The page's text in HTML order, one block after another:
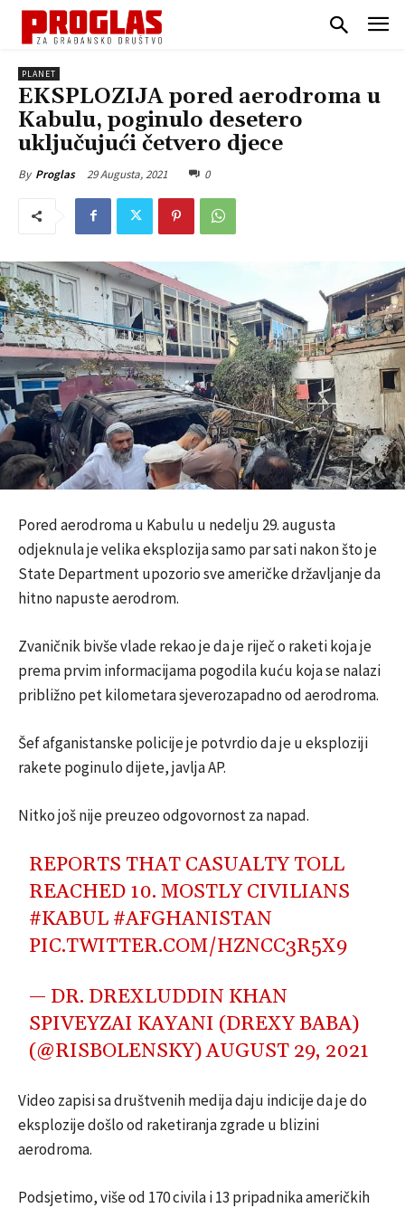
PLANET
EKSPLOZIJA pored aerodroma u
Kabulu, poginulo desetero
uključujući četvero djece
By Proglas 29 Augusta, 2021 0
Pored aerodroma u Kabulu u nedelju 29. augusta
odjeknula je velika eksplozija samo par sati nakon što je
State Department upozorio sve američke državljanje da
hitno napuste aerodrom.
Zvaničnik bivše vlade rekao je da je riječ o raketi koja je
prema prvim informacijama pogodila kuću koja se nalazi
približno pet kilometara sjeverozapadno od aerodroma.
Šef afganistanske policije je potvrdio da je u eksploziji
rakete poginulo dijete, javlja AP.
Nitko još nije preuzeo odgovornost za napad.
REPORTS THAT CASUALTY TOLL
REACHED 10. MOSTLY CIVILIANS
#KABUL #AFGHANISTAN
PIC.TWITTER.COM/HZNCC3R5X9
— DR. DREXLUDDIN KHAN
SPIVEYZAI KAYANI (DREXY BABA)
(@RISBOLENSKY)AUGUST 29, 2021
Video zapisi sa društvenih medija daju indicije da je do
eksplozije došlo od raketiranja zgrade u blizini
aerodroma.
Podsjetimo, više od 170 civila i 13 pripadnika američkih